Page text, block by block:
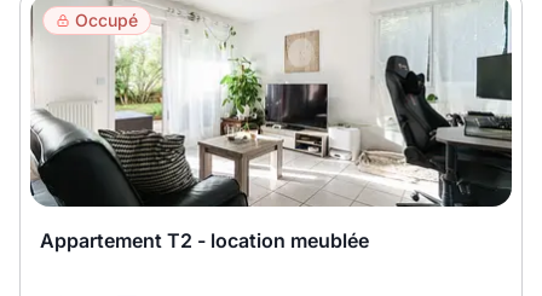
Occupé
Appartement T2 - location meublée